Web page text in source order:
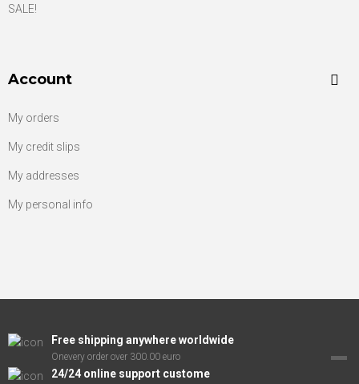
SALE!
Account
My orders
My credit slips
My addresses
My personal info
Free shipping anywhere worldwide
Onevery order over 300.00 euro
24/24 online support custome